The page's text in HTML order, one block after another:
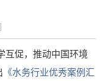
互促，推动中国环境
《水务行业优秀案例汇